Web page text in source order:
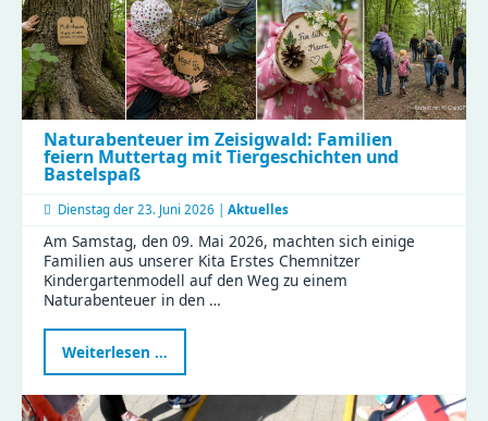
Naturabenteuer im Zeisigwald: Familien
feiern Muttertag mit Tiergeschichten und
Bastelspaß
Dienstag der 23. Juni 2026 | Aktuelles
Am Samstag, den 09. Mai 2026, machten sich einige
Familien aus unserer Kita Erstes Chemnitzer
Kindergartenmodell auf den Weg zu einem
Naturabenteuer in den …
Weiterlesen …
im
Familien